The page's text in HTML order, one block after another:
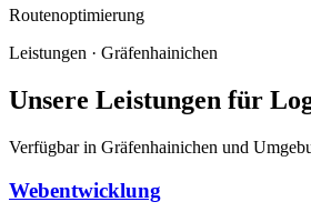
Routenoptimierung
Leistungen · Gräfenhainichen
Unsere Leistungen für
Verfügbar in Gräfenhainichen und
Webentwicklung